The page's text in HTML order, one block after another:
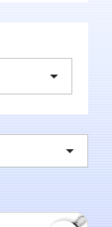
arrow_drop_down
